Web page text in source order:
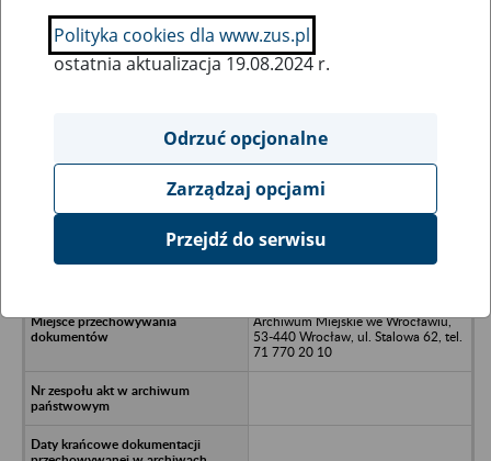
SZUKAJ
Ukryj wszystkie pozycje bazy
Szkoła Podstawowa 55 - Wrocław
Archiwum Miejskie we Wrocławiu,
53-440 Wrocław, ul. Stalowa 62, tel.
71 770 20 10
Polityka cookies dla www.zus.pl
ostatnia aktualizacja 19.08.2024 r.
Odrzuć opcjonalne
Zarządzaj opcjami
Przejdź do serwisu